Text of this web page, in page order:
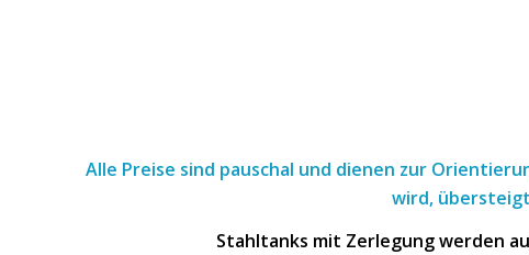
Alle Preise sind pauschal und dienen zur
wird,
Stahltanks mit Zerlegung werden